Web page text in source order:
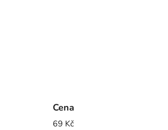
Cena
69 Kč